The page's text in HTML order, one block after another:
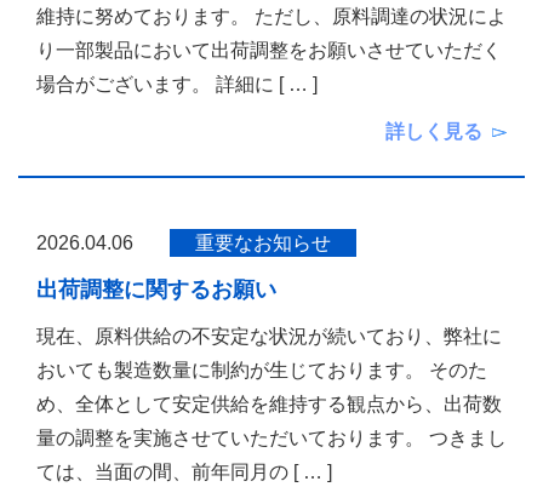
維持に努めております。 ただし、原料調達の状況によ
り一部製品において出荷調整をお願いさせていただく
場合がございます。 詳細に [ … ]
詳しく見る
2026.04.06 重要なお知らせ
出荷調整に関するお願い
現在、原料供給の不安定な状況が続いており、弊社に
おいても製造数量に制約が生じております。 そのた
め、全体として安定供給を維持する観点から、出荷数
量の調整を実施させていただいております。 つきまし
ては、当面の間、前年同月の [ … ]